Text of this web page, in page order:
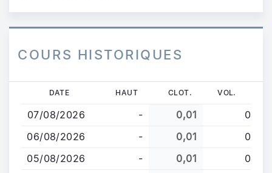
COURS HISTORIQUES
contenu
principal
DATE HAUT CLOT. VOL.
07/08/2026 - 0,01
0
06/08/2026
- 0,01
0
05/08/2026
- 0,01
0